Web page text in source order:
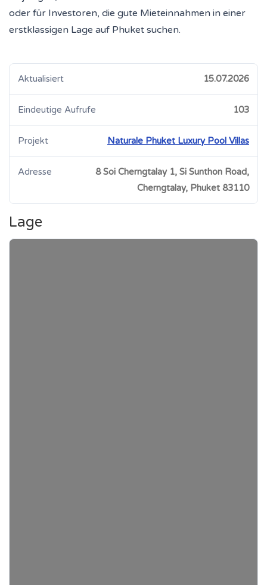
oder für Investoren, die gute Mieteinnahmen in einer
erstklassigen Lage auf Phuket suchen.
Aktualisiert 15.07.2026
Eindeutige Aufrufe 103
Projekt Naturale Phuket Luxury Pool Villas
Adresse
8 Soi Cherngtalay 1, Si Sunthon Road,
Cherngtalay, Phuket 83110
Lage